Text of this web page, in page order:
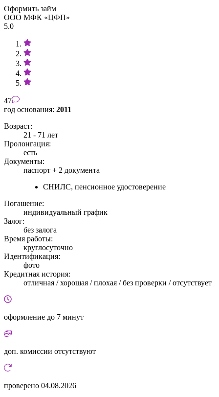
Оформить займ
ООО МФК «ЦФП»
5.0
47
год основания: 2011
Возраст:
21 - 71 лет
Пролонгация:
есть
Документы:
паспорт + 2 документа
СНИЛС, пенсионное удостоверение
Погашение:
индивидуальный график
Залог:
без залога
Время работы:
круглосуточно
Идентификация:
фото
Кредитная история:
отличная / хорошая / плохая / без проверки / отсутствует
оформление до 7 минут
доп. комиссии отсутствуют
проверено 04.08.2026